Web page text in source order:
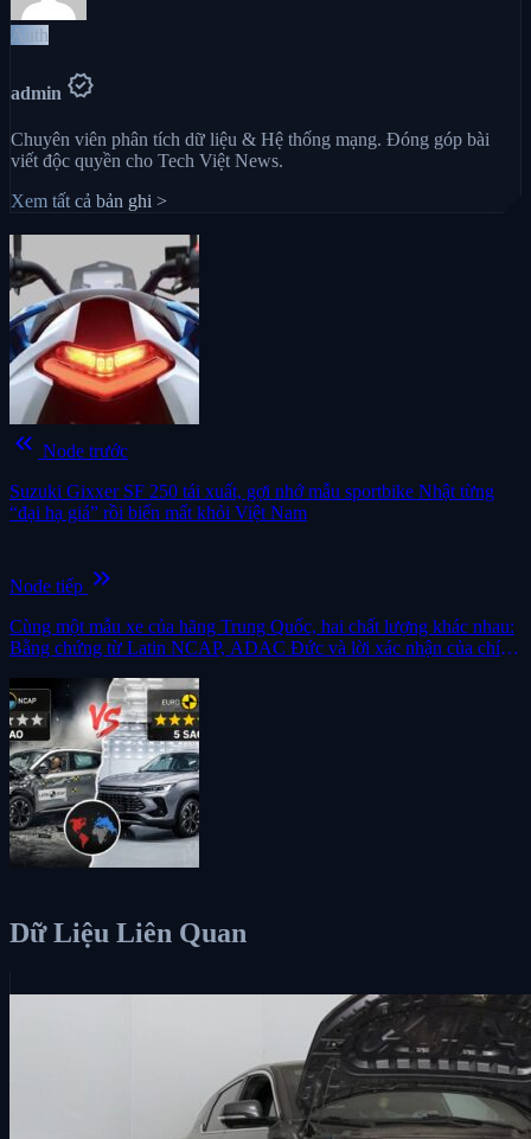
Auth
admin verified
Chuyên viên phân tích dữ liệu & Hệ thống mạng. Đóng góp bài
viết độc quyền cho Tech Việt News.
Xem tất cả bản ghi >
keyboard_double_arrow_left Node trước
Suzuki Gixxer SF 250 tái xuất, gợi nhớ mẫu sportbike Nhật từng
“đại hạ giá” rồi biến mất khỏi Việt Nam
Node tiếp keyboard_double_arrow_right
Cùng một mẫu xe của hãng Trung Quốc, hai chất lượng khác nhau:
Bằng chứng từ Latin NCAP, ADAC Đức và lời xác nhận của chính
Dữ Liệu Liên Quan